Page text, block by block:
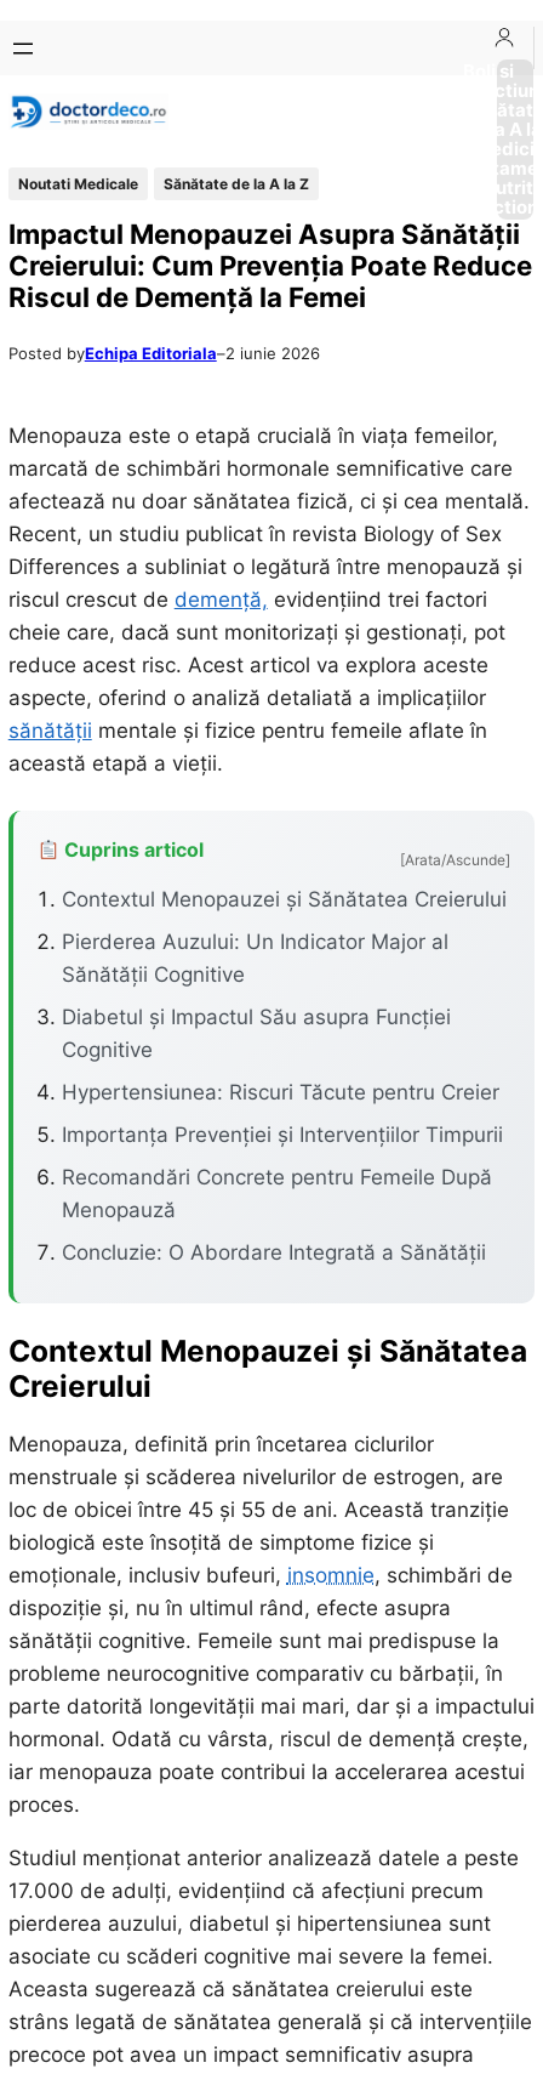
conținut
content
Boli si
Afectiuni
Sănătate
de la A
Noutati Medicale Sănătate de la A la Z
Impactul Menopauzei Asupra Sănătății
Creierului: Cum Prevenția Poate Reduce
Riscul de Demență la Femei
Posted byEchipa Editoriala–2 iunie 2026
Menopauza este o etapă crucială în viața femeilor,
marcată de schimbări hormonale semnificative care
afectează nu doar sănătatea fizică, ci și cea mentală.
Recent, un studiu publicat în revista Biology of Sex
Differences a subliniat o legătură între menopauză și
riscul crescut de demență, evidențiind trei factori
cheie care, dacă sunt monitorizați și gestionați, pot
reduce acest risc. Acest articol va explora aceste
aspecte, oferind o analiză detaliată a implicațiilor
sănătății mentale și fizice pentru femeile aflate în
această etapă a vieții.
Cuprins articol [Arata/Ascunde]
Contextul Menopauzei și Sănătatea Creierului
Pierderea Auzului: Un Indicator Major al
Sănătății Cognitive
Diabetul și Impactul Său asupra Funcției
Cognitive
Hypertensiunea: Riscuri Tăcute pentru Creier
Importanța Prevenției și Intervențiilor Timpurii
Recomandări Concrete pentru Femeile După
Menopauză
Concluzie: O Abordare Integrată a Sănătății
Contextul Menopauzei și Sănătatea
Creierului
Menopauza, definită prin încetarea ciclurilor
menstruale și scăderea nivelurilor de estrogen, are
loc de obicei între 45 și 55 de ani. Această tranziție
biologică este însoțită de simptome fizice și
emoționale, inclusiv bufeuri, insomnie, schimbări de
dispoziție și, nu în ultimul rând, efecte asupra
sănătății cognitive. Femeile sunt mai predispuse la
probleme neurocognitive comparativ cu bărbații, în
parte datorită longevității mai mari, dar și a impactului
hormonal. Odată cu vârsta, riscul de demență crește,
iar menopauza poate contribui la accelerarea acestui
proces.
Studiul menționat anterior analizează datele a peste
17.000 de adulți, evidențiind că afecțiuni precum
pierderea auzului, diabetul și hipertensiunea sunt
asociate cu scăderi cognitive mai severe la femei.
Aceasta sugerează că sănătatea creierului este
strâns legată de sănătatea generală și că intervențiile
precoce pot avea un impact semnificativ asupra